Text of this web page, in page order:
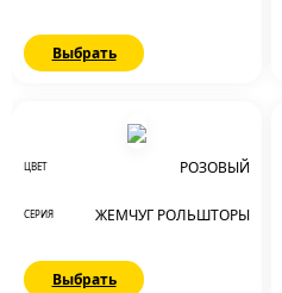
Выбрать
ЦВЕТ РОЗОВЫЙ
СЕРИЯ ЖЕМЧУГ РОЛЬШТОРЫ
Выбрать